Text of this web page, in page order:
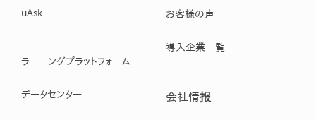
uAsk
ラーニングプラットフォーム
データセンター
お客様の声
導入企業一覧
会社情报